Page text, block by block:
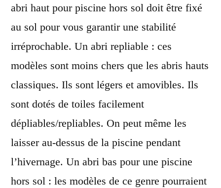
abri haut pour piscine hors sol doit être fixé
au sol pour vous garantir une stabilité
irréprochable. Un abri repliable : ces
modèles sont moins chers que les abris hauts
classiques. Ils sont légers et amovibles. Ils
sont dotés de toiles facilement
dépliables/repliables. On peut même les
laisser au-dessus de la piscine pendant
l’hivernage. Un abri bas pour une piscine
hors sol : les modèles de ce genre pourraient